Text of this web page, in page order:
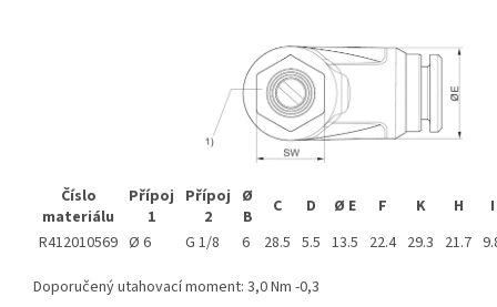
Číslo
materiálu
Přípoj
1
Přípoj
2
Ø
B
C D Ø E F K H
I
R412010569 Ø 6 G 1/8 6 28.5 5.5 13.5 22.4 29.3 21.7
Doporučený utahovací moment: 3,0 Nm -0,3